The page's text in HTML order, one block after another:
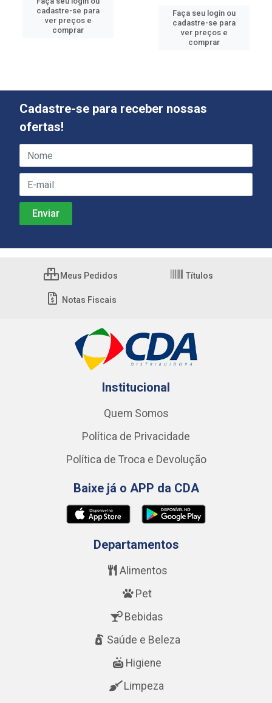
cadastre-se para
ver preços e
comprar
Faça seu login ou
cadastre-se para
ver preços e
comprar
Cadastre-se para receber nossas
ofertas!
Meus Pedidos Títulos
Notas Fiscais
Institucional
Quem Somos
Política de Privacidade
Política de Troca e Devolução
Baixe já o APP da CDA
Departamentos
Alimentos
Pet
Bebidas
Saúde e Beleza
Higiene
Limpeza